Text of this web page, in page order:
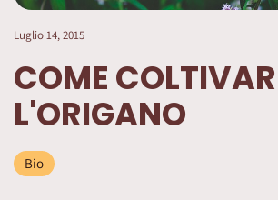
Luglio 14, 2015
COME
L'ORIGANO
Bio